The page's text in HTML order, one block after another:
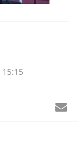
15:15